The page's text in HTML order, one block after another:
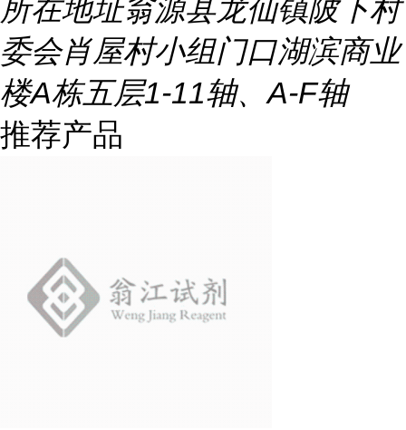
所在地址翁源县龙仙镇陂下村
委会肖屋村小组门口湖滨商业
楼A栋五层1-11轴、A-F轴
推荐产品